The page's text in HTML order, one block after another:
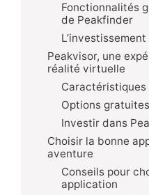
Fonctionnalités
de Peakfinder
Peakvisor, une
réalité virtuelle
Caractéristiques
Options
Investir dans
Choisir la bonne
aventure
Conseils pour
application